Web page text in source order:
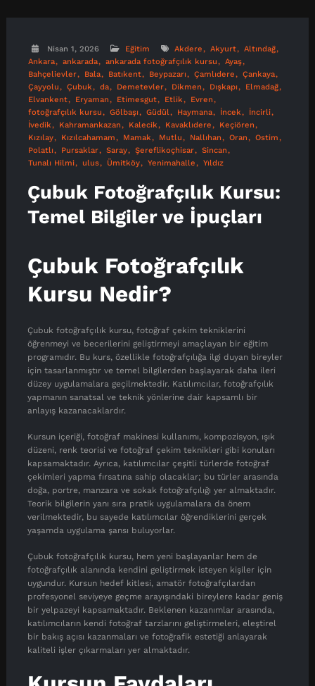
Nisan 1, 2026 Eğitim Akdere Akyurt
Altındağ
Ankara
ankarada ankarada fotoğrafçılık kursu
Ayaş
Bahçelievler
Bala Batıkent Beypazarı Çamlıdere
Çankaya
Çayyolu
Çubuk da Demetevler Dikmen Dışkapı
Elmadağ
Elvankent
Eryaman Etimesgut Etlik
Evren
fotoğrafçılık kursu
Gölbaşı Güdül Haymana İncek
İncirli
İvedik
Kahramankazan Kalecik Kavaklıdere
Keçiören
Kızılay
Kızılcahamam Mamak Mutlu Nallıhan Oran
Ostim
Polatlı
Pursaklar Saray Şereflikoçhisar
Sincan
Tunalı Hilmi
ulus Ümitköy Yenimahalle Yıldız
Çubuk Fotoğrafçılık Kursu:
Temel Bilgiler ve İpuçları
Çubuk Fotoğrafçılık
Kursu Nedir?
Çubuk fotoğrafçılık kursu, fotoğraf çekim tekniklerini
öğrenmeyi ve becerilerini geliştirmeyi amaçlayan bir eğitim
programıdır. Bu kurs, özellikle fotoğrafçılığa ilgi duyan bireyler
için tasarlanmıştır ve temel bilgilerden başlayarak daha ileri
düzey uygulamalara geçilmektedir. Katılımcılar, fotoğrafçılık
yapmanın sanatsal ve teknik yönlerine dair kapsamlı bir
anlayış kazanacaklardır.
Kursun içeriği, fotoğraf makinesi kullanımı, kompozisyon, ışık
düzeni, renk teorisi ve fotoğraf çekim teknikleri gibi konuları
kapsamaktadır. Ayrıca, katılımcılar çeşitli türlerde fotoğraf
çekimleri yapma fırsatına sahip olacaklar; bu türler arasında
doğa, portre, manzara ve sokak fotoğrafçılığı yer almaktadır.
Teorik bilgilerin yanı sıra pratik uygulamalara da önem
verilmektedir, bu sayede katılımcılar öğrendiklerini gerçek
yaşamda uygulama şansı buluyorlar.
Çubuk fotoğrafçılık kursu, hem yeni başlayanlar hem de
fotoğrafçılık alanında kendini geliştirmek isteyen kişiler için
uygundur. Kursun hedef kitlesi, amatör fotoğrafçılardan
profesyonel seviyeye geçme arayışındaki bireylere kadar geniş
bir yelpazeyi kapsamaktadır. Beklenen kazanımlar arasında,
katılımcıların kendi fotoğraf tarzlarını geliştirmeleri, eleştirel
bir bakış açısı kazanmaları ve fotoğrafik estetiği anlayarak
kaliteli işler çıkarmaları yer almaktadır.